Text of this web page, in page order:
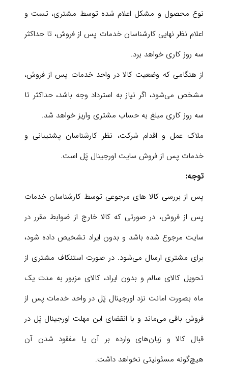
نوع محصول و مشکل اعلام شده توسط مشتری، تست و
اعلام نظر نهایی کارشناسان خدمات پس از فروش، تا حداکثر
سه روز کاری خواهد برد.
از هنگامی که وضعیت کالا در واحد خدمات پس از فروش،
مشخص می‌شود، اگر نیاز به استرداد وجه باشد، حداکثر تا
سه روز کاری مبلغ به حساب مشتری واریز خواهد شد.
ملاک عمل و اقدام شرکت، نظر کارشناسان پشتیبانی و
خدمات پس از فروش سایت اورجینال پَل است.
توجه:
پس از بررسی کالا های مرجوعی توسط کارشناسان خدمات
پس از فروش، در صورتی که کالا خارج از ضوابط مقرر در
سایت مرجوع شده باشد و بدون ایراد تشخیص داده شود،
برای مشتری ارسال می‌شود. در صورت استنکاف مشتری از
تحویل کالای سالم و بدون ایراد، کالای مزبور به مدت یک
ماه بصورت امانت نزد اورجینال پَل در واحد خدمات پس از
فروش باقی می‌ماند و با انقضای این مهلت اورجینال پَل در
قبال کالا و زیان‌های وارده بر آن یا مفقود شدن آن
هیچ‌گونه مسئولیتی نخواهد داشت.